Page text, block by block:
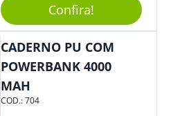
Entrada Para Mini Sd Cartão
De Memória, Bateria Interna
Recarregável E Botões De
Volume, Avanço, Retrocesso E
Para Atender Ligações, O
Brinde Ainda É Compatível
Com Diversos Aparelhos.
Demais, Não É?! O Design
Confira!
CADERNO PU COM
POWERBANK 4000
MAH
COD.:704